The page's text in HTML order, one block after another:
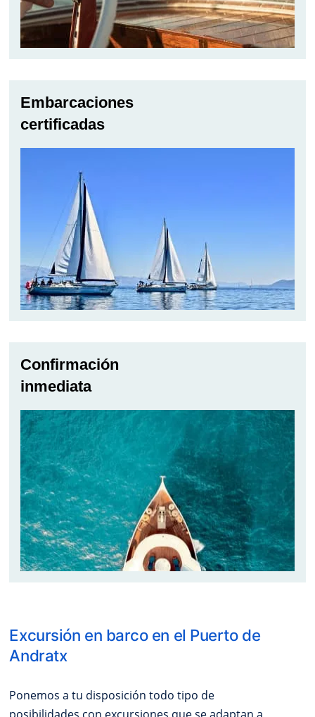
Embarcaciones
certificadas
Confirmación
inmediata
Excursión en barco en el Puerto de
Andratx
Ponemos a tu disposición todo tipo de